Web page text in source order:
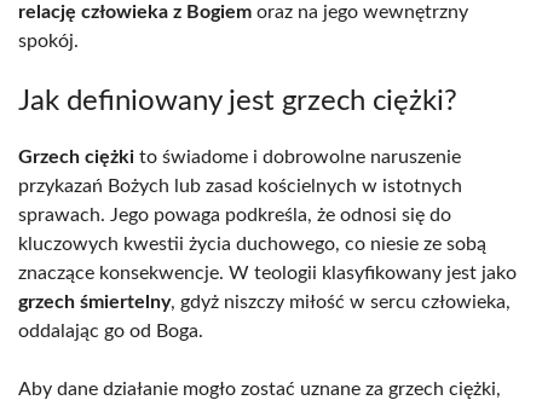
relację człowieka z Bogiem oraz na jego wewnętrzny
spokój.
Jak definiowany jest grzech ciężki?
Grzech ciężki to świadome i dobrowolne naruszenie
przykazań Bożych lub zasad kościelnych w istotnych
sprawach. Jego powaga podkreśla, że odnosi się do
kluczowych kwestii życia duchowego, co niesie ze sobą
znaczące konsekwencje. W teologii klasyfikowany jest jako
grzech śmiertelny, gdyż niszczy miłość w sercu człowieka,
oddalając go od Boga.
Aby dane działanie mogło zostać uznane za grzech ciężki,